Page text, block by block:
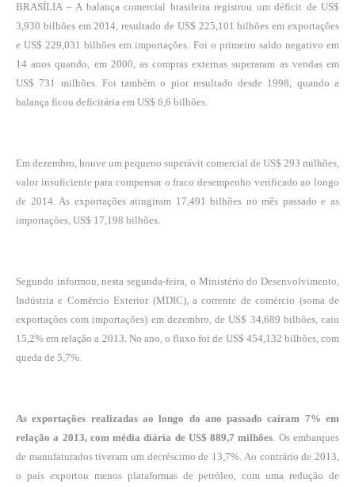
BRASÍLIA – A balança comercial brasileira registrou um déficit de US$
3,930 bilhões em 2014, resultado de US$ 225,101 bilhões em exportações
e US$ 229,031 bilhões em importações. Foi o primeiro saldo negativo em
14 anos quando, em 2000, as compras externas superaram as vendas em
US$ 731 milhões. Foi também o pior resultado desde 1998, quando a
balança ficou deficitária em US$ 6,6 bilhões.
Em dezembro, houve um pequeno superávit comercial de US$ 293 milhões,
valor insuficiente para compensar o fraco desempenho verificado ao longo
de 2014. As exportações atingiram 17,491 bilhões no mês passado e as
importações, US$ 17,198 bilhões.
Segundo informou, nesta segunda-feira, o Ministério do Desenvolvimento,
Indústria e Comércio Exterior (MDIC), a corrente de comércio (soma de
exportações com importações) em dezembro, de US$ 34,689 bilhões, caiu
15,2% em relação a 2013. No ano, o fluxo foi de US$ 454,132 bilhões, com
queda de 5,7%.
As exportações realizadas ao longo do ano passado caíram 7% em
relação a 2013, com média diária de US$ 889,7 milhões . Os embarques
de manufaturados tiveram um decréscimo de 13,7%. Ao contrário de 2013,
o país exportou menos plataformas de petróleo, com uma redução de